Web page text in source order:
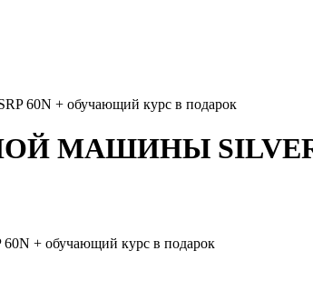
+ обучающий курс в подарок
SILVER